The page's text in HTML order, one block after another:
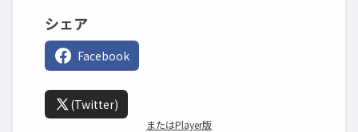
シェア
Facebook
(Twitter)
またはPlayer版